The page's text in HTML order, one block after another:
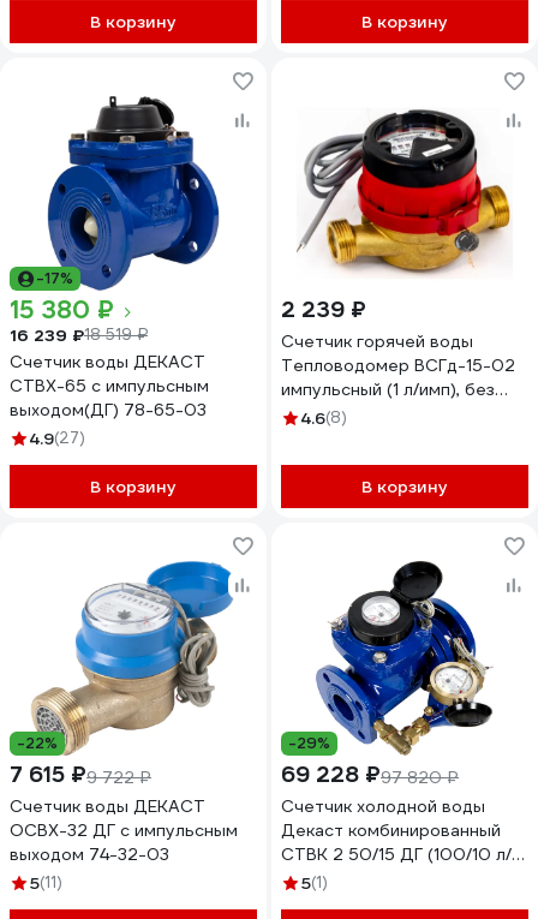
В корзину В корзину
-17%
15 380 ₽
16 239 ₽18 519 ₽
Счетчик воды ДЕКАСТ
СТВХ-65 с импульсным
выходом(ДГ) 78-65-03
4.9(27)
В корзину
2 239 ₽
Счетчик горячей воды
Тепловодомер ВСГд-15-02
импульсный (1 л/имп), без
КМЧ R121-015-223-B54
4.6(8)
В корзину
-22%
7 615 ₽9 722 ₽
Счетчик воды ДЕКАСТ
ОСВХ-32 ДГ с импульсным
выходом 74-32-03
5(11)
-29%
69 228 ₽97 820 ₽
Счетчик холодной воды
Декаст комбинированный
СТВК 2 50/15 ДГ (100/10 л/
имп) 10-50-464
5(1)